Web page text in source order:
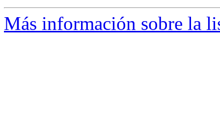
Más información sobre la